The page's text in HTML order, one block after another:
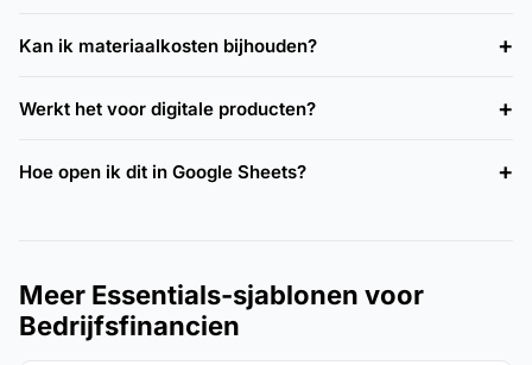
Kan ik materiaalkosten bijhouden?
Werkt het voor digitale producten?
Hoe open ik dit in Google Sheets?
Meer Essentials-sjablonen voor
Bedrijfsfinancien